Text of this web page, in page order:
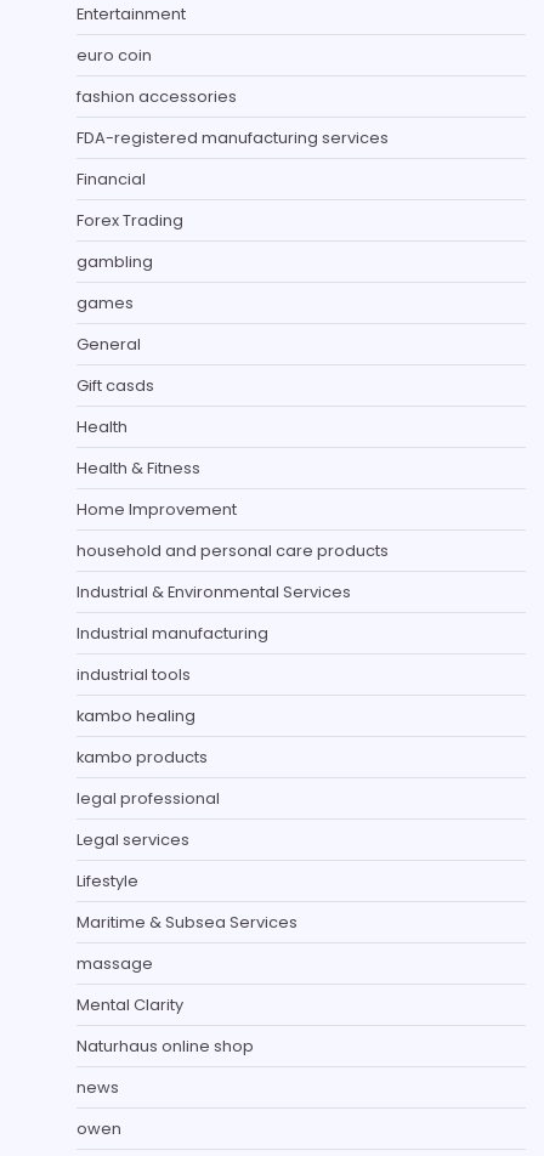
Entertainment
euro coin
fashion accessories
FDA-registered manufacturing services
Financial
Forex Trading
gambling
games
General
Gift casds
Health
Health & Fitness
Home Improvement
household and personal care products
Industrial & Environmental Services
Industrial manufacturing
industrial tools
kambo healing
kambo products
legal professional
Legal services
Lifestyle
Maritime & Subsea Services
massage
Mental Clarity
Naturhaus online shop
news
owen